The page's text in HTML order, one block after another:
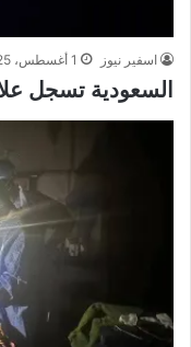
اسفير نيوز 1 أغسطس، 2025
السعودية تسجل